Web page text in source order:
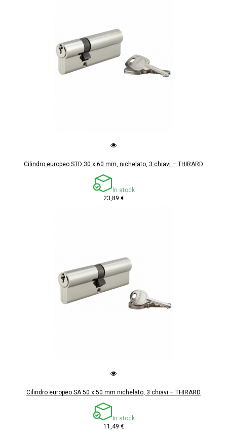
Cilindro europeo STD 30 x 60 mm, nichelato, 3 chiavi – THIRARD
In stock
23,89 €
Cilindro europeo SA 50 x 50 mm nichelato, 3 chiavi – THIRARD
In stock
11,49 €